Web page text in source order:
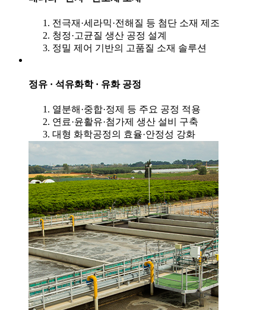
전극재·세라믹·전해질 등 첨단 소재 제조
청정·고균질 생산 공정 설계
정밀 제어 기반의 고품질 소재 솔루션
정유 · 석유화학 · 유화 공정
열분해·중합·정제 등 주요 공정 적용
연료·윤활유·첨가제 생산 설비 구축
대형 화학공정의 효율·안정성 강화